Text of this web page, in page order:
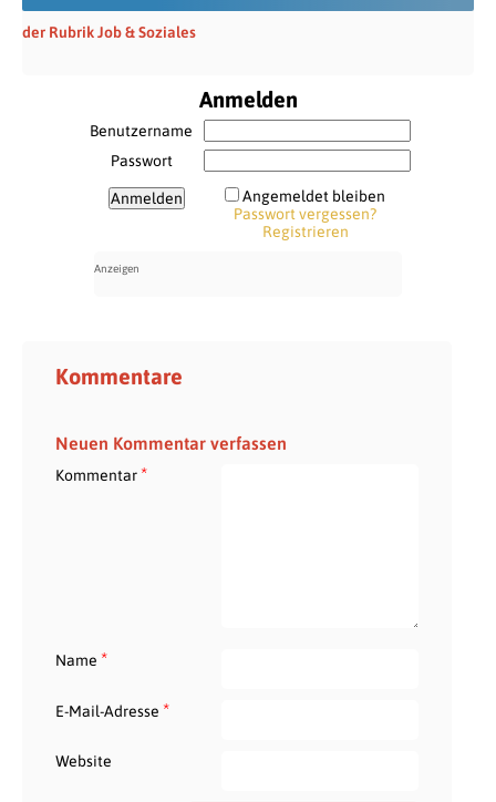
der Rubrik Job & Soziales
Anmelden
Benutzername
Passwort
Angemeldet bleiben
Passwort vergessen?
Registrieren
Kommentare
Neuen Kommentar verfassen
Kommentar*
Name *
E-Mail-Adresse *
Website